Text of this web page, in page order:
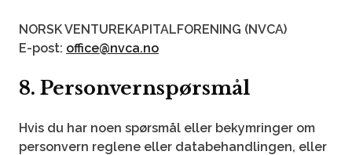
NORSK VENTUREKAPITALFORENING (NVCA)
E-post: office@nvca.no
8. Personvernspørsmål
Hvis du har noen spørsmål eller bekymringer om
personvern reglene eller databehandlingen, eller